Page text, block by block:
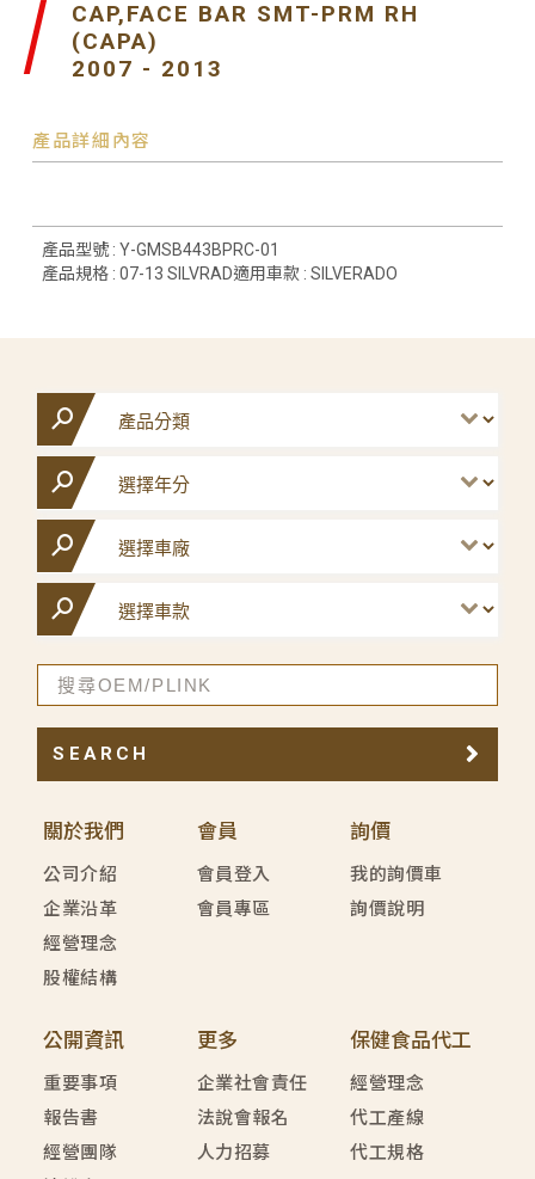
CAP,FACE BAR SMT-PRM RH
(CAPA)
2007 - 2013
產品詳細內容
產品型號 : Y-GMSB443BPRC-01
產品規格 : 07-13 SILVRAD適用車款 : SILVERADO
關於我們
公司介紹
企業沿革
經營理念
股權結構
會員
會員登入
會員專區
詢價
我的詢價車
詢價說明
公開資訊
重要事項
報告書
經營團隊
更多
企業社會責任
法說會報名
人力招募
保健食品代工
經營理念
代工產線
代工規格
SEARCH